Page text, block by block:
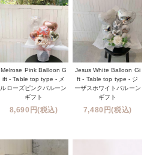
Melrose Pink Balloon G
ift - Table top type - メ
ルローズピンクバルーン
ギフト
8,690円(税込)
Jesus White Balloon Gi
ft - Table top type - ジ
ーザスホワイトバルーン
ギフト
7,480円(税込)